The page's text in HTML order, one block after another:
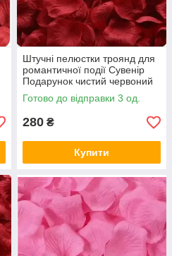
Штучні пелюстки троянд для
романтичної події Сувенір
Подарунок чистий червоний
1000 шт
Готово до відправки 3 од.
280 ₴
Купити